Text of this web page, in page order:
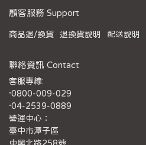
顧客服務 Support
商品退/換貨 退換貨說明 配送說明
聯絡資訊 Contact
客服專線:
·0800-009-029
·04-2539-0889
營運中心：
臺中市潭子區